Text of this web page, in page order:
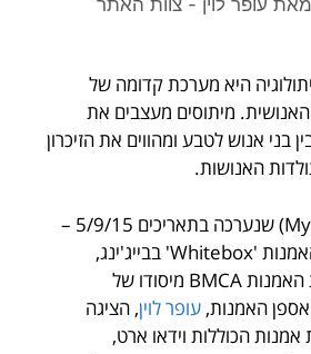
מאת עופר לוין - צוות האתר
היא מערכת קדומה של
האנושית. מיתוסים מעצבים את
בני אנוש לטבע ומהווים את הזיכרון
האנושות.
תערוכת 'מיתוס' (Myth) שנערכה בתאריכים 5/9/15 –
31/12/15 במרכז האמנות 'Whitebox' בבייג'ינג,
במסגרת פלטפורמת האמנות BMCA מיסודו של
האמנות, עופר לוין, הציגה
30 יצירות אמנות הכוללות וידאו ארט,